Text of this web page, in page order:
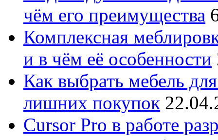
чём его преимущества
Комплексная
и в чём её особенности
Как выбрать мебель
лишних покупок
Cursor Pro в работе